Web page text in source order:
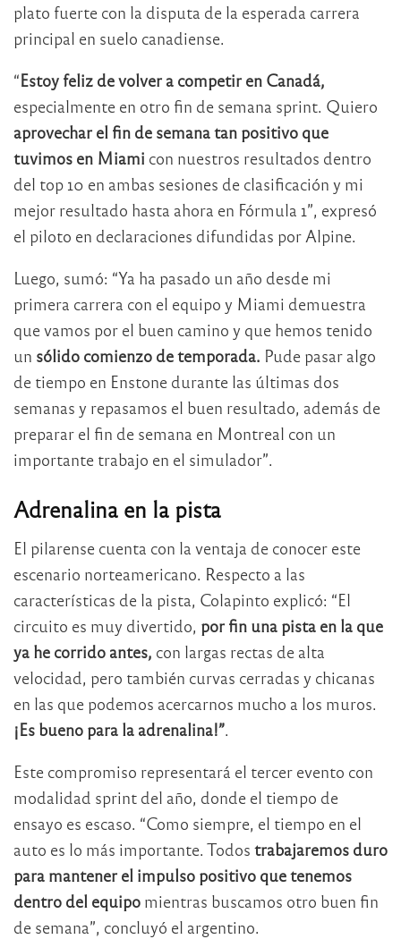
plato fuerte con la disputa de la esperada carrera
principal en suelo canadiense.
“Estoy feliz de volver a competir en Canadá,
especialmente en otro fin de semana sprint. Quiero
aprovechar el fin de semana tan positivo que
tuvimos en Miami con nuestros resultados dentro
del top 10 en ambas sesiones de clasificación y mi
mejor resultado hasta ahora en Fórmula 1”, expresó
el piloto en declaraciones difundidas por Alpine.
Luego, sumó: “Ya ha pasado un año desde mi
primera carrera con el equipo y Miami demuestra
que vamos por el buen camino y que hemos tenido
un sólido comienzo de temporada. Pude pasar algo
de tiempo en Enstone durante las últimas dos
semanas y repasamos el buen resultado, además de
preparar el fin de semana en Montreal con un
importante trabajo en el simulador”.
Adrenalina en la pista
El pilarense cuenta con la ventaja de conocer este
escenario norteamericano. Respecto a las
características de la pista, Colapinto explicó: “El
circuito es muy divertido, por fin una pista en la que
ya he corrido antes, con largas rectas de alta
velocidad, pero también curvas cerradas y chicanas
en las que podemos acercarnos mucho a los muros.
¡Es bueno para la adrenalina!”.
Este compromiso representará el tercer evento con
modalidad sprint del año, donde el tiempo de
ensayo es escaso. “Como siempre, el tiempo en el
auto es lo más importante. Todos trabajaremos duro
para mantener el impulso positivo que tenemos
dentro del equipo mientras buscamos otro buen fin
de semana”, concluyó el argentino.